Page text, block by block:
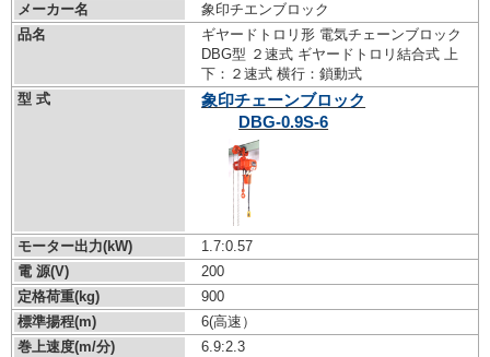
メーカー名
象印チエンブロック
品名
ギヤードトロリ形 電気チェーンブロック
DBG型 ２速式 ギヤードトロリ結合式 上
下：２速式 横行：鎖動式
型 式
象印チェーンブロック
DBG-0.9S-6
モーター出力(kW)
1.7:0.57
電 源(V)
200
定格荷重(kg)
900
標準揚程(m)
6(高速）
巻上速度(m/分)
6.9:2.3